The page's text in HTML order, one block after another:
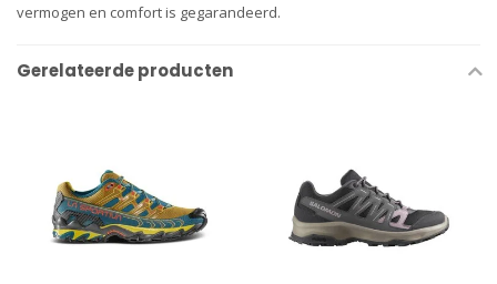
vermogen en comfort is gegarandeerd.
Gerelateerde producten